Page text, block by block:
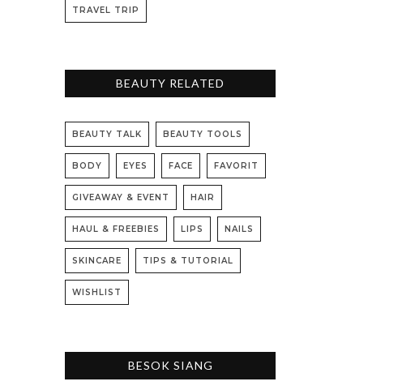
TRAVEL TRIP
BEAUTY RELATED
BEAUTY TALK BEAUTY TOOLS
BODY EYES FACE FAVORIT
GIVEAWAY & EVENT HAIR
HAUL & FREEBIES LIPS NAILS
SKINCARE TIPS & TUTORIAL
WISHLIST
BESOK SIANG